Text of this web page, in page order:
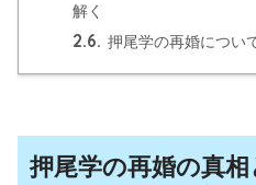
解く
2.6. 押尾学の再婚につい
押尾学の再婚の真